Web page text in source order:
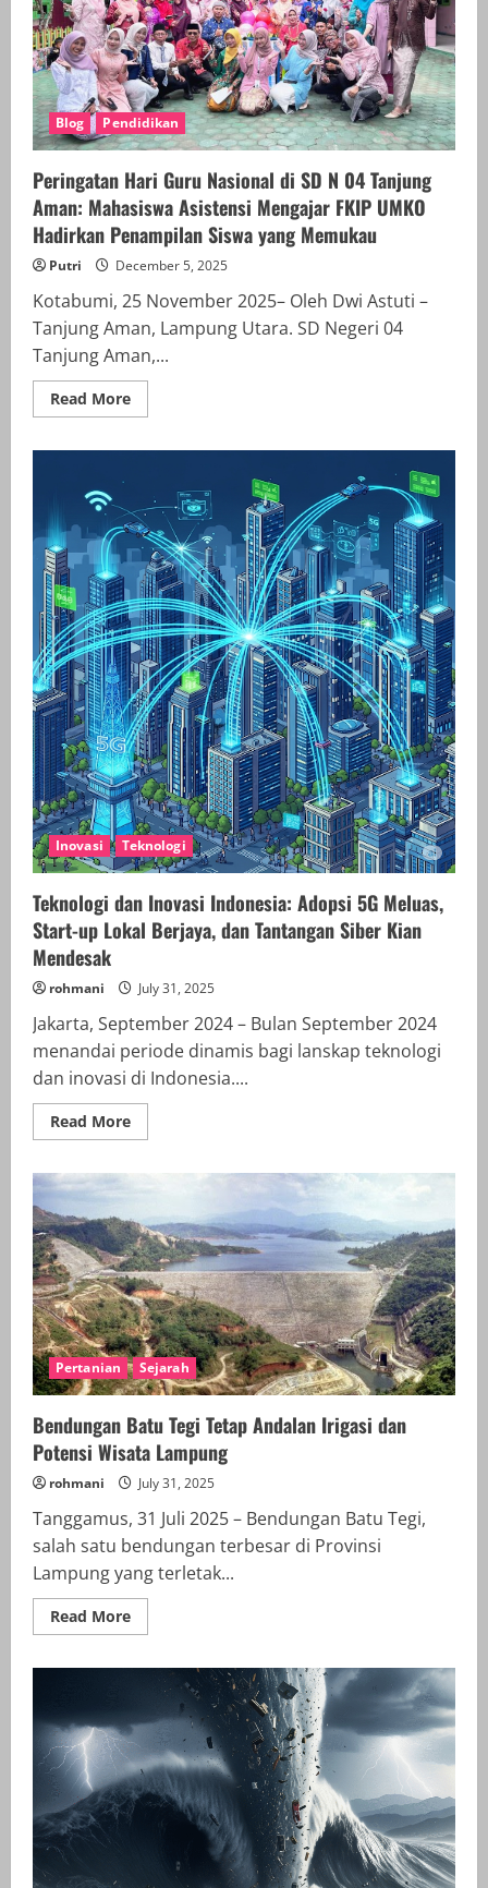
SD
Negeri
1
Kotabumi
Tengah:
Mahasiswa
Asistensi
Mengajar
FKIP
UMKO
Bersama
Dosen
Pembimbing
Lapangan
Hadirkan
Edukasi
Bermakna
bagi
Blog Pendidikan
Peringatan Hari Guru Nasional di SD N 04 Tanjung
Aman: Mahasiswa Asistensi Mengajar FKIP UMKO
Hadirkan Penampilan Siswa yang Memukau
Putri December 5, 2025
Kotabumi, 25 November 2025– Oleh Dwi Astuti –
Tanjung Aman, Lampung Utara. SD Negeri 04
Tanjung Aman,...
Read MoreRead
more
Nasional
di
SD
N
04
Tanjung
Aman:
Mahasiswa
Asistensi
Mengajar
FKIP
UMKO
Hadirkan
Penampilan
Siswa
yang
Memukau
Inovasi Teknologi
Teknologi dan Inovasi Indonesia: Adopsi 5G Meluas,
Start-up Lokal Berjaya, dan Tantangan Siber Kian
Mendesak
rohmani July 31, 2025
Jakarta, September 2024 – Bulan September 2024
menandai periode dinamis bagi lanskap teknologi
dan inovasi di Indonesia....
Read MoreRead
more
dan
Adopsi
5G
Meluas,
Start-
up
Lokal
Berjaya,
dan
Tantangan
Siber
Kian
Mendesak
Pertanian Sejarah
Bendungan Batu Tegi Tetap Andalan Irigasi dan
Potensi Wisata Lampung
rohmani July 31, 2025
Tanggamus, 31 Juli 2025 – Bendungan Batu Tegi,
salah satu bendungan terbesar di Provinsi
Lampung yang terletak...
Read MoreRead
more
Batu
Andalan
Irigasi
dan
Potensi
Wisata
Lampung